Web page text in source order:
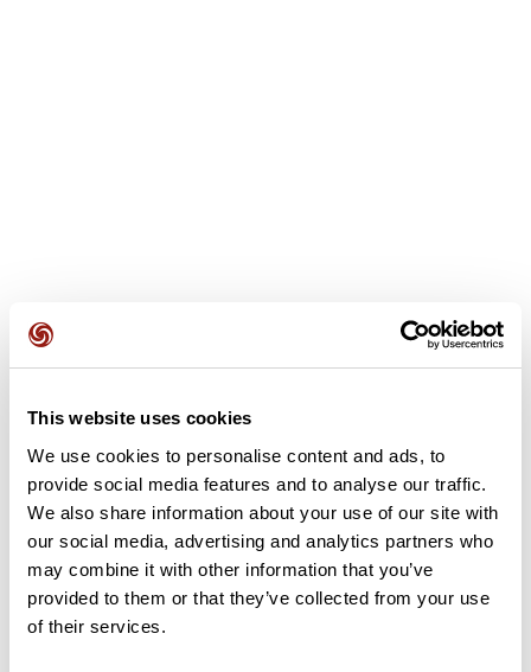
This website uses cookies
We use cookies to personalise content and ads, to
provide social media features and to analyse our traffic.
We also share information about your use of our site with
our social media, advertising and analytics partners who
may combine it with other information that you’ve
provided to them or that they’ve collected from your use
of their services.
Avis des utilisateurs
Soyez le premier à ajouter un avis !
Ajouter un avis
Résumé